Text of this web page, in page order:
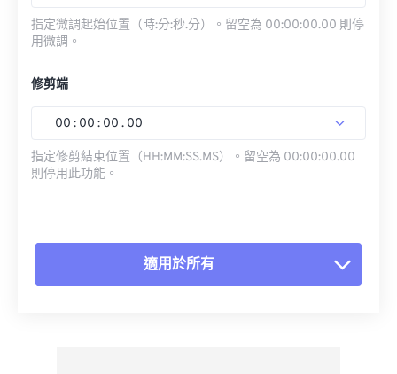
指定微調起始位置（時:分:秒.分）。留空為 00:00:00.00 則停
用微調。
修剪端
00 : 00 : 00 . 00
指定修剪結束位置（HH:MM:SS.MS）。留空為 00:00:00.00
則停用此功能。
適用於所有